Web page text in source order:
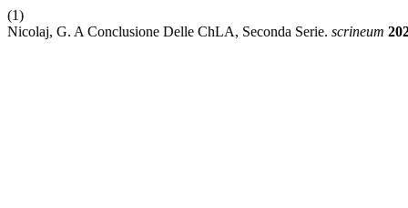
(1)
Nicolaj, G. A Conclusione Delle ChLA, Seconda Serie. scrineum